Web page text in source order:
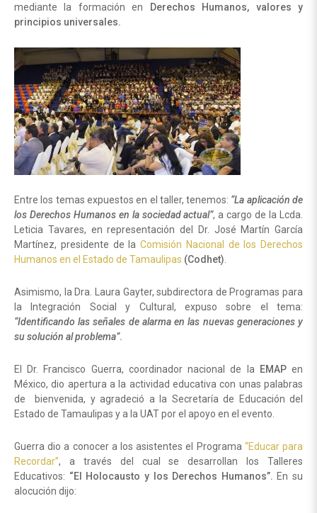
mediante la formación en
Derechos Humanos, valores y
principios universales.
Entre los temas expuestos en el taller, tenemos: “La aplicación de
los Derechos Humanos en la sociedad actual”, a cargo de la Lcda.
Leticia Tavares, en representación del Dr. José Martín García
Martínez, presidente de la Comisión Nacional de los Derechos
Humanos en el Estado de Tamaulipas (Codhet)
Asimismo, la Dra. Laura Gayter, subdirectora de Programas para
la Integración Social y Cultural, expuso sobre el tema:
“Identificando las señales de alarma en las nuevas generaciones y
su solución al problema”.
El Dr. Francisco Guerra, coordinador nacional de la EMAPen
México, dio apertura a la actividad educativa con unas palabras
de bienvenida, y agradeció a la Secretaría de Educación del
Estado de Tamaulipas y a la UAT por el apoyo en el evento.
Guerra dio a conocer a los asistentes el Programa “Educar para
Recordar”, a través del cual se desarrollan los Talleres
Educativos: “El Holocausto y los Derechos Humanos”. En su
alocución dijo: